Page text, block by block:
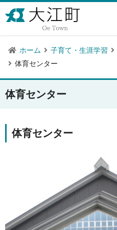
ホーム 子育て・生涯学習
体育センター
体育センター
体育センター